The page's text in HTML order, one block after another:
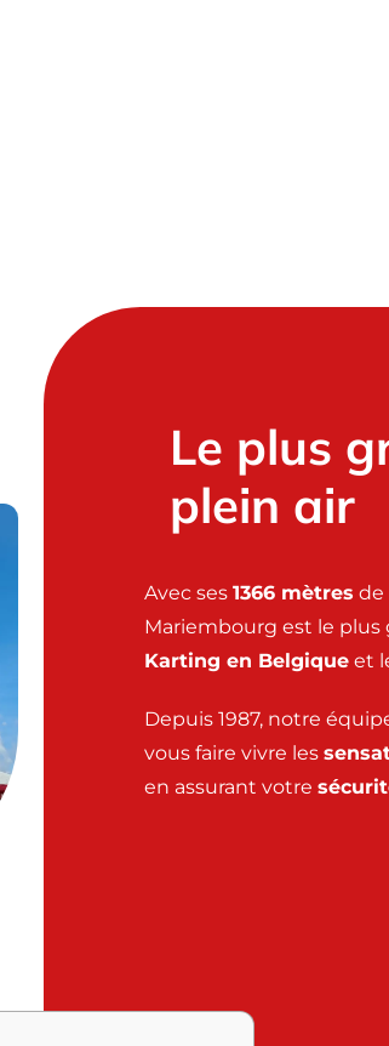
Le plus
plein air
Avec ses 1366 mètres de
Mariembourg est le plus
Karting en Belgiqueet
Depuis 1987, notre
vous faire vivre les
en assurant votre